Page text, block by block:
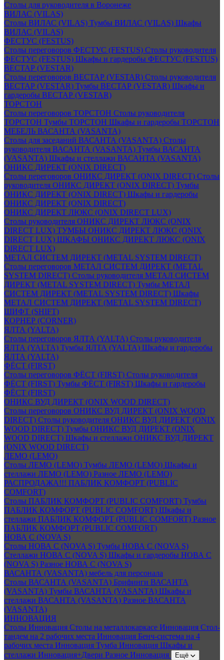
Столы для руководителя в Воронеже
ВИЛАС (VILAS)
Столы ВИЛАС (VILAS) Тумбы ВИЛАС (VILAS) Шкафы
ВИЛАС (VILAS)
ФЕСТУС (FESTUS)
Столы переговоров ФЕСТУС (FESTUS) Столы руководителя
ФЕСТУС (FESTUS) Шкафы и гардеробы ФЕСТУС (FESTUS)
ВЕСТАР (VESTAR)
Столы переговоров ВЕСТАР (VESTAR) Столы руководителя
ВЕСТАР (VESTAR) Тумбы ВЕСТАР (VESTAR) Шкафы и
гардеробы ВЕСТАР (VESTAR)
ТОРСТОН
Столы переговоров ТОРСТОН Столы руководителя
ТОРСТОН Тумбы ТОРСТОН Шкафы и гардеробы ТОРСТОН
МЕБЕЛЬ ВАСАНТА (VASANTA)
Столы для заседаний ВАСАНТА (VASANTA) Столы
руководителя ВАСАНТА (VASANTA) Тумбы ВАСАНТА
(VASANTA) Шкафы и стеллажи ВАСАНТА (VASANTA)
ОНИКС ДИРЕКТ (ONIX DIRECT)
Столы переговоров ОНИКС ДИРЕКТ (ONIX DIRECT) Столы
руководителя ОНИКС ДИРЕКТ (ONIX DIRECT) Тумбы
ОНИКС ДИРЕКТ (ONIX DIRECT) Шкафы и гардеробы
ОНИКС ДИРЕКТ (ONIX DIRECT)
ОНИКС ДИРЕКТ ЛЮКС (ONIX DIRECT LUX)
Столы руководителя ОНИКС ДИРЕКТ ЛЮКС (ONIX
DIRECT LUX) ТУМБЫ ОНИКС ДИРЕКТ ЛЮКС (ONIX
DIRECT LUX) ШКАФЫ ОНИКС ДИРЕКТ ЛЮКС (ONIX
DIRECT LUX)
МЕТАЛ СИСТЕМ ДИРЕКТ (METAL SYSTEM DIRECT)
Столы переговоров МЕТАЛ СИСТЕМ ДИРЕКТ (METAL
SYSTEM DIRECT) Столы руководителя МЕТАЛ СИСТЕМ
ДИРЕКТ (METAL SYSTEM DIRECT) Тумбы МЕТАЛ
СИСТЕМ ДИРЕКТ (METAL SYSTEM DIRECT) Шкафы
МЕТАЛ СИСТЕМ ДИРЕКТ (METAL SYSTEM DIRECT)
ШИФТ (SHIFT)
КОРНЕР (CORNER)
ЯЛТА (YALTA)
Столы переговоров ЯЛТА (YALTA) Столы руководителя
ЯЛТА (YALTA) Тумбы ЯЛТА (YALTA) Шкафы и гардеробы
ЯЛТА (YALTA)
ФЁСТ (FIRST)
Столы переговоров ФЁСТ (FIRST) Столы руководителя
ФЁСТ (FIRST) Тумбы ФЁСТ (FIRST) Шкафы и гардеробы
ФЁСТ (FIRST)
ОНИКС ВУД ДИРЕКТ (ONIX WOOD DIRECT)
Столы переговоров ОНИКС ВУД ДИРЕКТ (ONIX WOOD
DIRECT) Столы руководителя ОНИКС ВУД ДИРЕКТ (ONIX
WOOD DIRECT) Тумбы ОНИКС ВУД ДИРЕКТ (ONIX
WOOD DIRECT) Шкафы и стеллажи ОНИКС ВУД ДИРЕКТ
(ONIX WOOD DIRECT)
ЛЕМО (LEMO)
Столы ЛЕМО (LEMO) Тумбы ЛЕМО (LEMO) Шкафы и
стеллажи ЛЕМО (LEMO) Разное ЛЕМО (LEMO)
РАСПРОДАЖА!!! ПАБЛИК КОМФОРТ (PUBLIC
COMFORT)
Столы ПАБЛИК КОМФОРТ (PUBLIC COMFORT) Тумбы
ПАБЛИК КОМФОРТ (PUBLIC COMFORT) Шкафы и
стеллажи ПАБЛИК КОМФОРТ (PUBLIC COMFORT) Разное
ПАБЛИК КОМФОРТ (PUBLIC COMFORT)
НОВА С (NOVA S)
Столы НОВА С (NOVA S) Тумбы НОВА С (NOVA S)
Стеллажи НОВА С (NOVA S) Шкафы и гардеробы НОВА С
(NOVA S) Разное НОВА С (NOVA S)
ВАСАНТА (VASANTA) мебель для персонала
Столы ВАСАНТА (VASANTA) Брифинги ВАСАНТА
(VASANTA) Тумбы ВАСАНТА (VASANTA) Шкафы и
стеллажи ВАСАНТА (VASANTA) Разное ВАСАНТА
(VASANTA)
ИННОВАЦИЯ
Столы Инновация Столы на металлокаркасе Инновация Стол-
тандем на 2 рабочих места Инновация Бенч-система на 4
рабочих места Инновация Тумба Инновация Шкафы и
стеллажи Инновация+Двери Разное Инновация Ещё